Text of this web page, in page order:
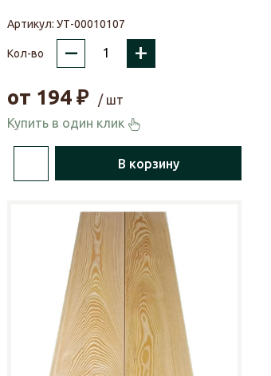
Артикул:УТ-00010107
Кол-во – +
от 194 ₽
/ шт
Купить в один клик
В корзину